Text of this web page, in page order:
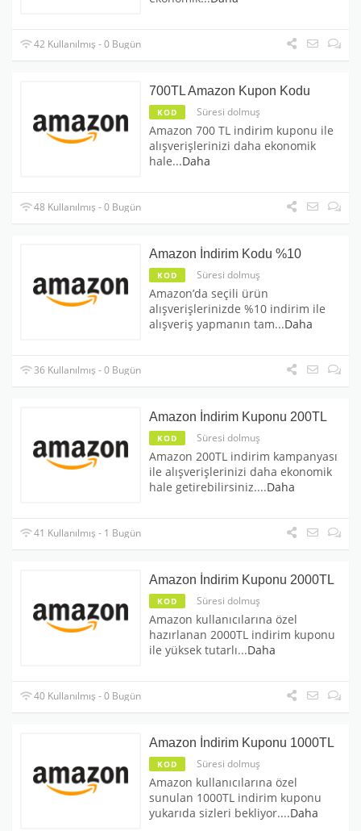
42 Kullanılmış - 0 Bugün
700TL Amazon Kupon Kodu
KOD Süresi dolmuş
Amazon 700 TL indirim kuponu ile
alışverişlerinizi daha ekonomik
hale...Daha
48 Kullanılmış - 0 Bugün
Amazon İndirim Kodu %10
KOD Süresi dolmuş
Amazon’da seçili ürün
alışverişlerinizde %10 indirim ile
alışveriş yapmanın tam...Daha
36 Kullanılmış - 0 Bugün
Amazon İndirim Kuponu 200TL
KOD Süresi dolmuş
Amazon 200TL indirim kampanyası
ile alışverişlerinizi daha ekonomik
hale getirebilirsiniz....Daha
41 Kullanılmış - 1 Bugün
Amazon İndirim Kuponu 2000TL
KOD Süresi dolmuş
Amazon kullanıcılarına özel
hazırlanan 2000TL indirim kuponu
ile yüksek tutarlı...Daha
40 Kullanılmış - 0 Bugün
Amazon İndirim Kuponu 1000TL
KOD Süresi dolmuş
Amazon kullanıcılarına özel
sunulan 1000TL indirim kuponu
yukarıda sizleri bekliyor....Daha